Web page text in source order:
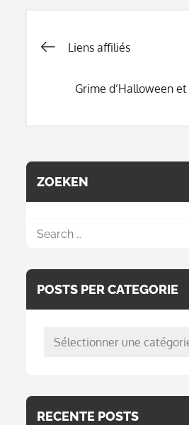
l’article
Liens affiliés
Grime d’Halloween
ZOEKEN
Search
POSTS PER CATEGORIE
posts
RECENTE POSTS